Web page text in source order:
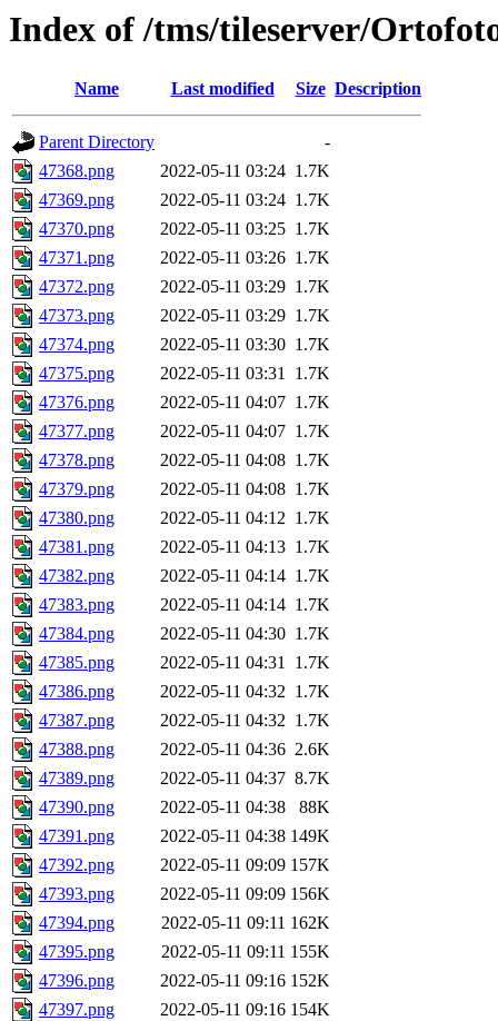
Index of /tms/tileserver/
Name Last modified Size Description
Parent Directory
-
47368.png
2022-05-11 03:24 1.7K
47369.png
2022-05-11 03:24 1.7K
47370.png
2022-05-11 03:25 1.7K
47371.png
2022-05-11 03:26 1.7K
47372.png
2022-05-11 03:29 1.7K
47373.png
2022-05-11 03:29 1.7K
47374.png
2022-05-11 03:30 1.7K
47375.png
2022-05-11 03:31 1.7K
47376.png
2022-05-11 04:07 1.7K
47377.png
2022-05-11 04:07 1.7K
47378.png
2022-05-11 04:08 1.7K
47379.png
2022-05-11 04:08 1.7K
47380.png
2022-05-11 04:12 1.7K
47381.png
2022-05-11 04:13 1.7K
47382.png
2022-05-11 04:14 1.7K
47383.png
2022-05-11 04:14 1.7K
47384.png
2022-05-11 04:30 1.7K
47385.png
2022-05-11 04:31 1.7K
47386.png
2022-05-11 04:32 1.7K
47387.png
2022-05-11 04:32 1.7K
47388.png
2022-05-11 04:36 2.6K
47389.png
2022-05-11 04:37 8.7K
47390.png
2022-05-11 04:38
88K
47391.png
2022-05-11 04:38 149K
47392.png
2022-05-11 09:09 157K
47393.png
2022-05-11 09:09 156K
47394.png
2022-05-11 09:11 162K
47395.png
2022-05-11 09:11 155K
47396.png
2022-05-11 09:16 152K
47397.png
2022-05-11 09:16 154K